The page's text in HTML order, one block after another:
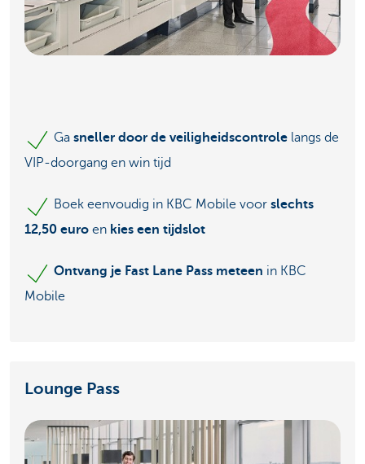
Ga sneller door de veiligheidscontrole langs de
VIP-doorgang en win tijd
Boek eenvoudig in KBC Mobile voor slechts
12,50 euro en kies een tijdslot
Ontvang je Fast Lane Pass meteen in KBC
Mobile
Lounge Pass